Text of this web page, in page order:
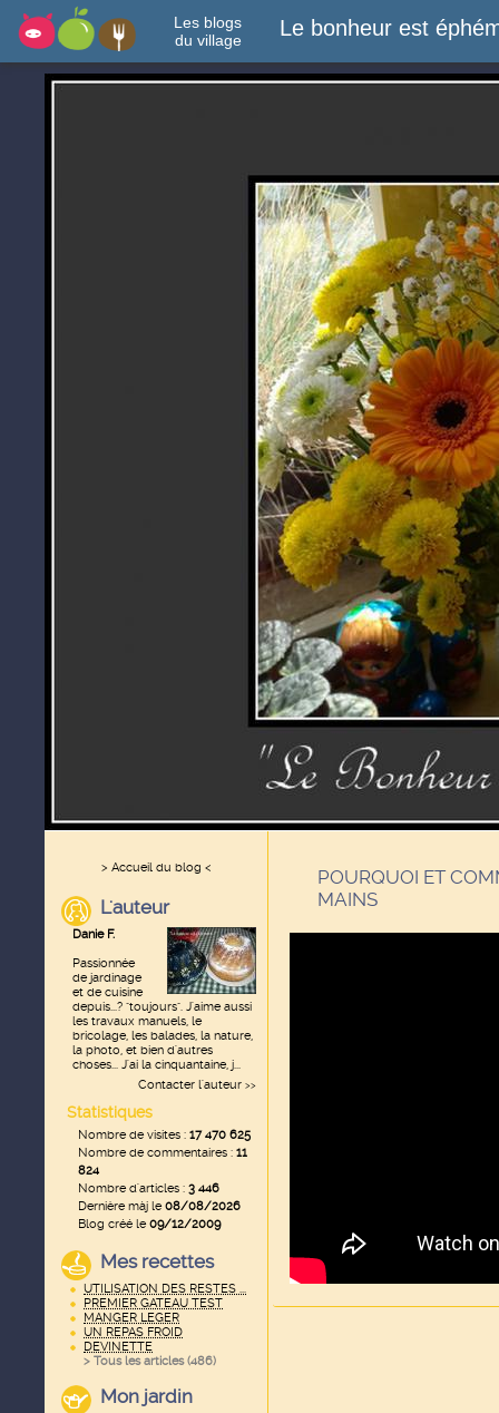
Les blogs
du village
Le bonheur est
> Accueil du blog <
L'auteur
Danie F.
Passionnée
de jardinage
et de cuisine
depuis...? "toujours". J'aime aussi
les travaux manuels, le
bricolage, les balades, la nature,
la photo, et bien d'autres
choses... J'ai la cinquantaine, j...
Contacter l'auteur >>
Statistiques
Nombre de visites : 17 470 625
Nombre de commentaires : 11
824
Nombre d'articles : 3 446
Dernière màj le08/08/2026
Blog créé le09/12/2009
Mes recettes
UTILISATION DES RESTES ...
PREMIER GATEAU TEST
MANGER LEGER
UN REPAS FROID
DEVINETTE
> Tous les articles (486)
Mon jardin
POURQUOI ET
MAINS